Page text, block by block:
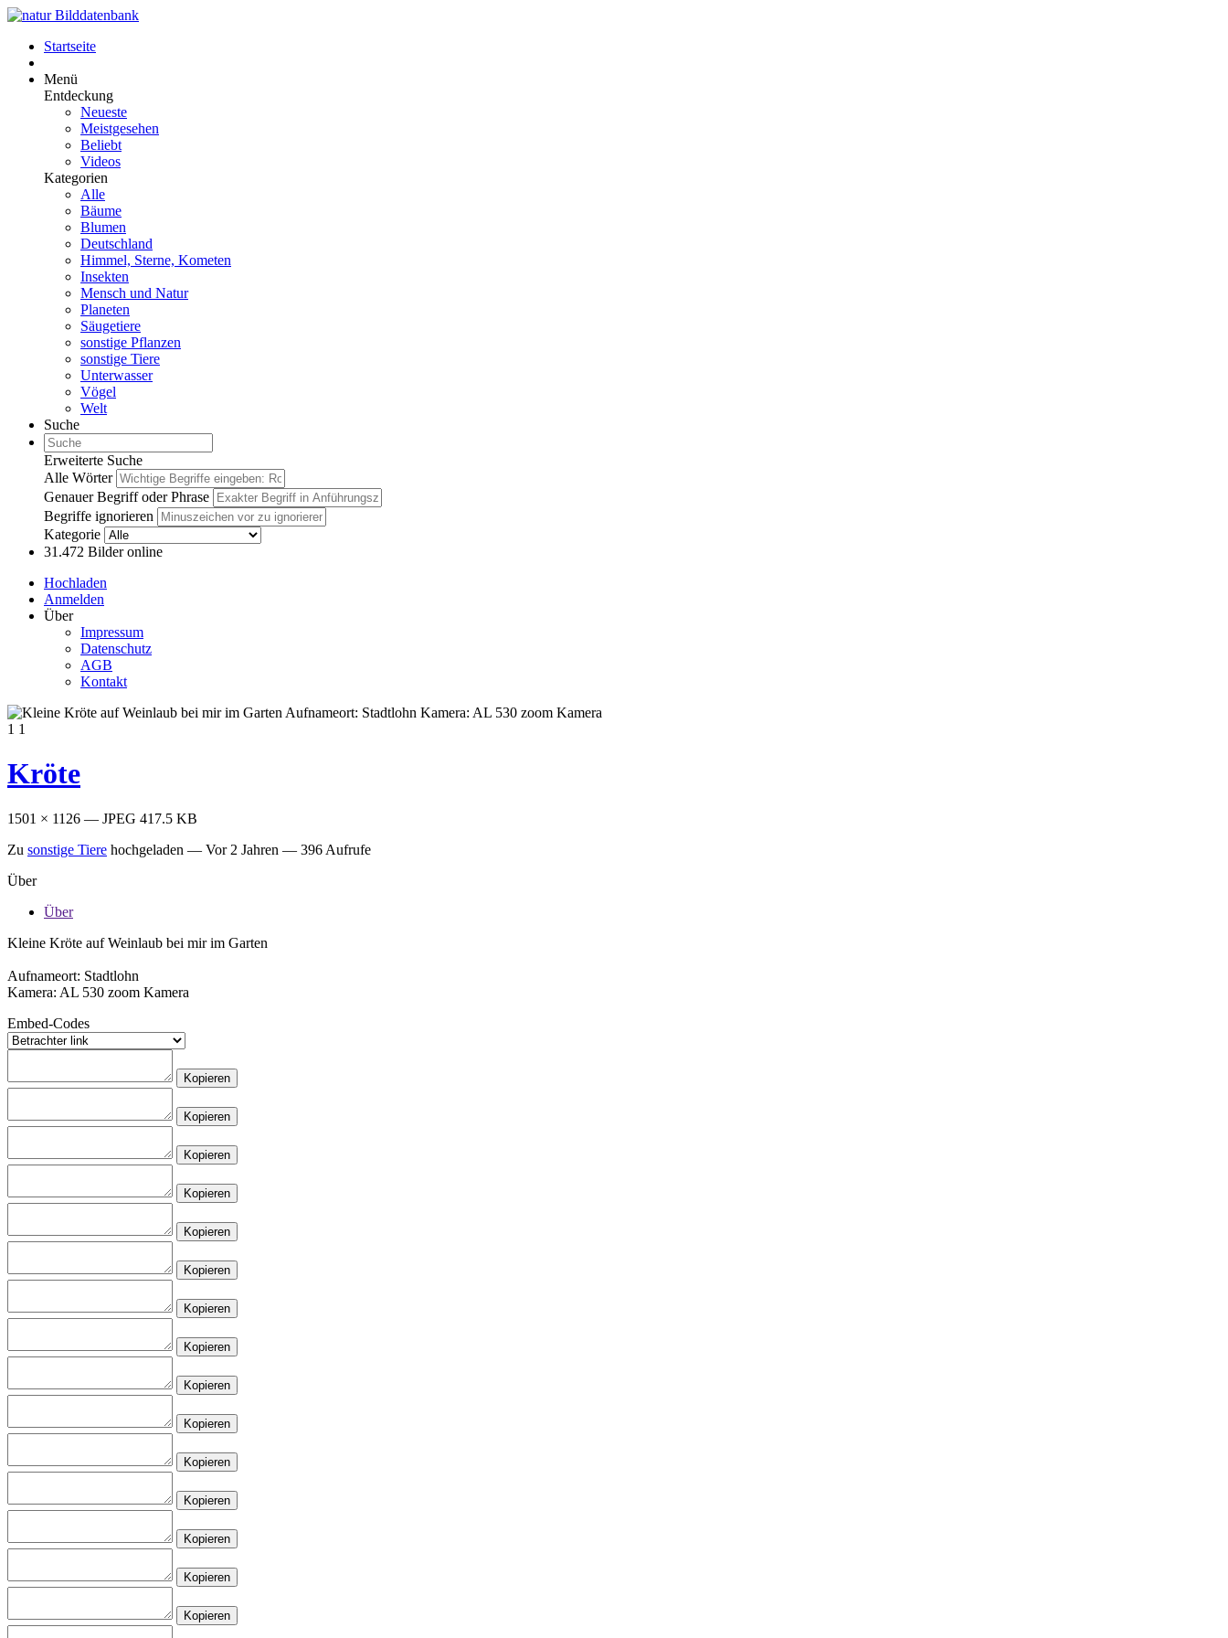
Startseite
Menü
Entdeckung
Neueste
Meistgesehen
Beliebt
Videos
Kategorien
Alle
Bäume
Blumen
Deutschland
Himmel, Sterne, Kometen
Insekten
Mensch und Natur
Planeten
Säugetiere
sonstige Pflanzen
sonstige Tiere
Unterwasser
Vögel
Welt
Suche
Erweiterte Suche
Alle Wörter
Genauer Begriff oder Phrase
Begriffe ignorieren
Kategorie
31.472 Bilder online
Hochladen
Anmelden
Über
Impressum
Datenschutz
AGB
Kontakt
1 1
Kröte
1501 × 1126 — JPEG 417.5 KB
Zu sonstige Tiere hochgeladen — Vor 2 Jahren — 396 Aufrufe
Über
Über
Kleine Kröte auf Weinlaub bei mir im Garten
Aufnameort: Stadtlohn
Kamera: AL 530 zoom Kamera
Embed-Codes
Kopieren
Kopieren
Kopieren
Kopieren
Kopieren
Kopieren
Kopieren
Kopieren
Kopieren
Kopieren
Kopieren
Kopieren
Kopieren
Kopieren
Kopieren